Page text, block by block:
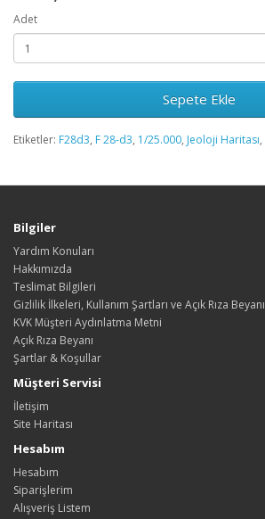
Adet
Sepete Ekle
Etiketler: F28d3, F 28-d3, 1/25.000, Jeoloji Haritası,
Bilgiler
Yardım Konuları
Hakkımızda
Teslimat Bilgileri
Gizlilik İlkeleri, Kullanım Şartları ve Açık Rıza Beyanı
KVK Müşteri Aydınlatma Metni
Açık Rıza Beyanı
Şartlar & Koşullar
Müşteri Servisi
İletişim
Site Haritası
Hesabım
Hesabım
Siparişlerim
Alışveriş Listem